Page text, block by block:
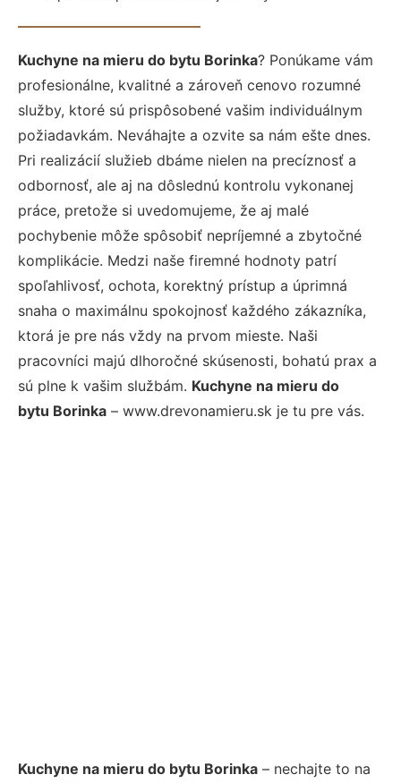
Kuchyne na mieru do bytu Borinka? Ponúkame vám
profesionálne, kvalitné a zároveň cenovo rozumné
služby, ktoré sú prispôsobené vašim individuálnym
požiadavkám. Neváhajte a ozvite sa nám ešte dnes.
Pri realizácií služieb dbáme nielen na precíznosť a
odbornosť, ale aj na dôslednú kontrolu vykonanej
práce, pretože si uvedomujeme, že aj malé
pochybenie môže spôsobiť nepríjemné a zbytočné
komplikácie. Medzi naše firemné hodnoty patrí
spoľahlivosť, ochota, korektný prístup a úprimná
snaha o maximálnu spokojnosť každého zákazníka,
ktorá je pre nás vždy na prvom mieste. Naši
pracovníci majú dlhoročné skúsenosti, bohatú prax a
sú plne k vašim službám. Kuchyne na mieru do
bytu Borinka – www.drevonamieru.sk je tu pre vás.
Kuchyne na mieru do bytu Borinka – nechajte to na